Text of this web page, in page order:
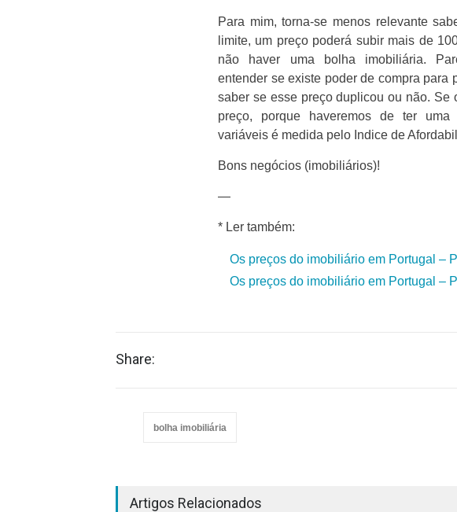
Para mim, torna-se menos relevante
limite, um preço poderá subir mais de
não haver uma bolha imobiliária.
entender se existe poder de compra para
saber se esse preço duplicou ou não. Se
preço, porque haveremos de ter uma
variáveis é medida pelo Indice de
Bons negócios (imobiliários)!
—
* Ler também:
Os preços do imobiliário em Portugal –
Os preços do imobiliário em Portugal –
Share:
bolha imobiliária
Artigos Relacionados